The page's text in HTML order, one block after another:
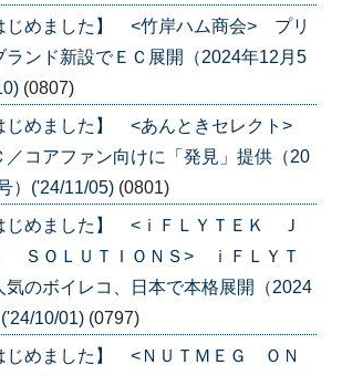
じめました】 <竹岸ハム商会> プリ
ランド新設でＥＣ展開（2024年12月5
(0807)
じめました】 <あんときセレクト>
／コアファン向けに「発見」提供（20
）('24/11/05) (0801)
じめました】 <ｉＦＬＹＴＥＫ Ｊ
ＳＯＬＵＴＩＯＮＳ> ｉＦＬＹＴ
気のボイレコ、日本で本格展開（2024
10/01) (0797)
じめました】 <ＮＵＴＭＥＧ ＯＮ